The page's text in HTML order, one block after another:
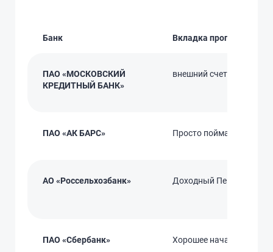
Банк Вкладка программы
ПАО «МОСКОВСКИЙ
КРЕДИТНЫЙ БАНК»
внешний счет
ПАО «АК БАРС» Просто поймать момент
АО «Россельхозбанк» Доходный Пенсионный
ПАО «Сбербанк» Хорошее начало